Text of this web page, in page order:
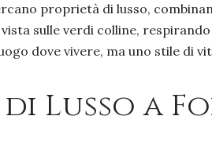
proprietà di lusso,
sulle verdi colline,
dove vivere, ma uno stile di
Lusso a